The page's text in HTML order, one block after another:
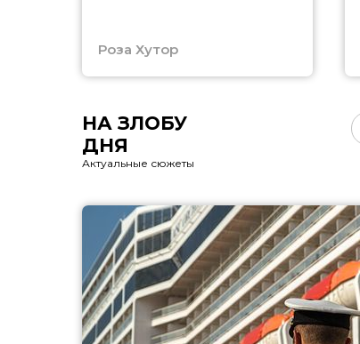
Роза Хутор
НА ЗЛОБУ
ДНЯ
Актуальные сюжеты